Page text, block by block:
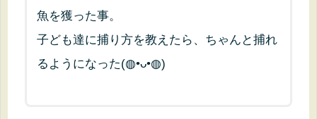
魚を獲った事。
子ども達に捕り方を教えたら、ちゃんと捕れ
るようになった(◍•ᴗ•◍)